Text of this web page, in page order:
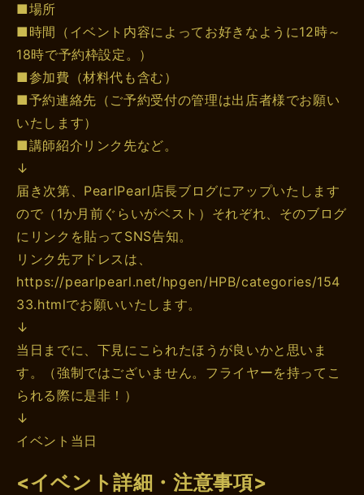
■場所
■時間（イベント内容によってお好きなように12時～
18時で予約枠設定。）
■参加費（材料代も含む）
■予約連絡先（ご予約受付の管理は出店者様でお願い
いたします）
■講師紹介リンク先など。
↓
届き次第、PearlPearl店長ブログにアップいたします
ので（1か月前ぐらいがベスト）それぞれ、そのブログ
にリンクを貼ってSNS告知。
リンク先アドレスは、
https://pearlpearl.net/hpgen/HPB/categories/154
33.htmlでお願いいたします。
↓
当日までに、下見にこられたほうが良いかと思いま
す。（強制ではございません。フライヤーを持ってこ
られる際に是非！）
↓
イベント当日
<イベント詳細・注意事項>